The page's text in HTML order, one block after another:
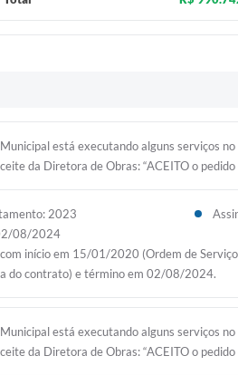
está executando alguns serviços
da Diretora de Obras: “ACEITO o
2023
08/2024
início em 15/01/2020 (Ordem de
do contrato) e término em 02/08/2024.
está executando alguns serviços
da Diretora de Obras: “ACEITO o